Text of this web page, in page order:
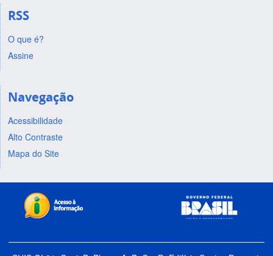
RSS
O que é?
Assine
Navegação
Acessibilidade
Alto Contraste
Mapa do Site